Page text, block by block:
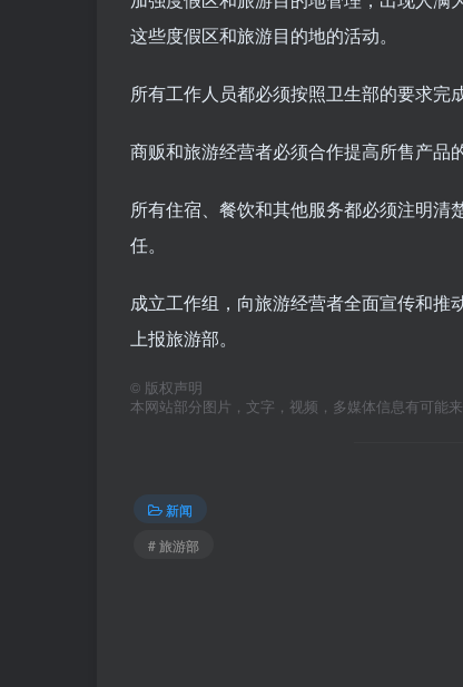
这些度假区和旅游目的地的活动。
所有工作人员都必须按照卫生部的要求完
商贩和旅游经营者必须合作提高所售产品
所有住宿、餐饮和其他服务都必须注明
任。
成立工作组，向旅游经营者全面宣传和推
上报旅游部。
© 版权声明
本网站部分图片，文字，视频，多媒体信息有可能
新闻
# 旅游部